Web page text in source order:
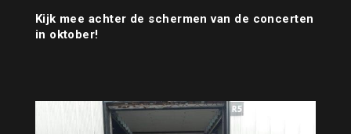
Kijk mee achter de schermen van de concerten
in oktober!